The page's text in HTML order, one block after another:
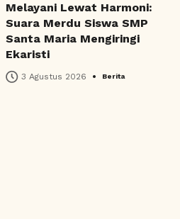
Melayani Lewat Harmoni:
Suara Merdu Siswa SMP
Santa Maria Mengiringi
Ekaristi
3 Agustus 2026 • Berita